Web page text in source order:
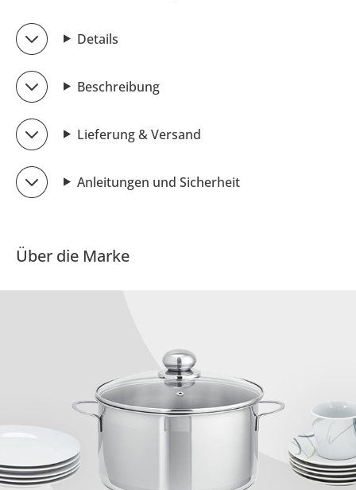
Details
Beschreibung
Lieferung & Versand
Anleitungen und Sicherheit
Über die Marke